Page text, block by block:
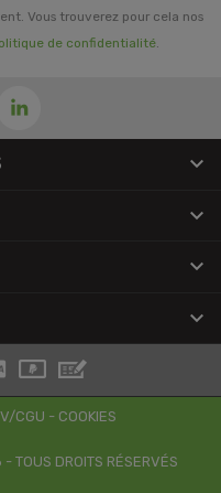
Vous trouverez pour cela nos
de confidentialité.




CGU - COOKIES
TOUS DROITS RÉSERVÉS